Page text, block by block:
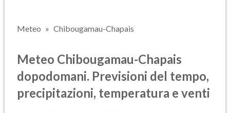
Meteo Chibougamau-Chapais
Meteo Chibougamau-Chapais
dopodomani. Previsioni del tempo,
precipitazioni, temperatura e venti